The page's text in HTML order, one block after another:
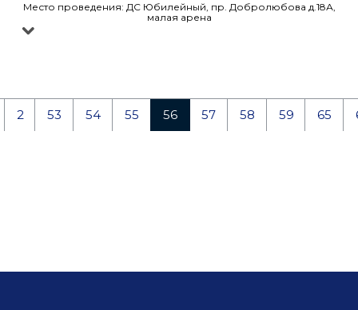
Место проведения: ДС Юбилейный, пр. Добролюбова д.18А,
малая арена
2 53 54 55 56 57 58 59 65